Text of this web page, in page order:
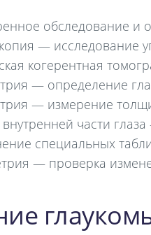
обследование и
— исследование
когерентная
— определение
— измерение
части
специальных
— проверка